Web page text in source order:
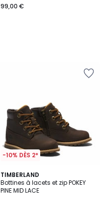
99,00 €
-10% DÈS 2*
TIMBERLAND
Bottines à lacets et zip POKEY
PINE MID LACE
5
/
5